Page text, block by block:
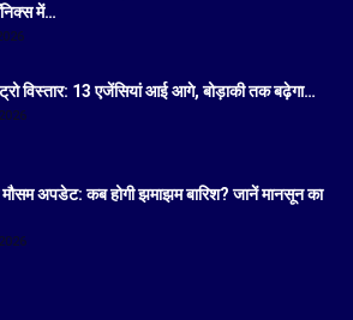
में…
विस्तार: 13 एजेंसियां आई आगे, बोड़ाकी तक बढ़ेगा…
मौसम अपडेट: कब होगी झमाझम बारिश? जानें मानसून का